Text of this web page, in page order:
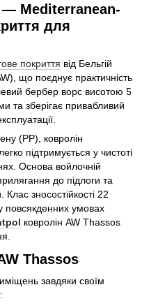
— Mediterranean-
для
покриття від Бельгій
що поєднує практичність
бербер ворс висотою 5
та зберігає привабливий
(PP), ковролін
підтримується у чистоті
Основа войлочній
до підлоги та
зносостійкості 22
повсякденних умовах
ковролін AW Thassos
Thassos
завдяки своїм